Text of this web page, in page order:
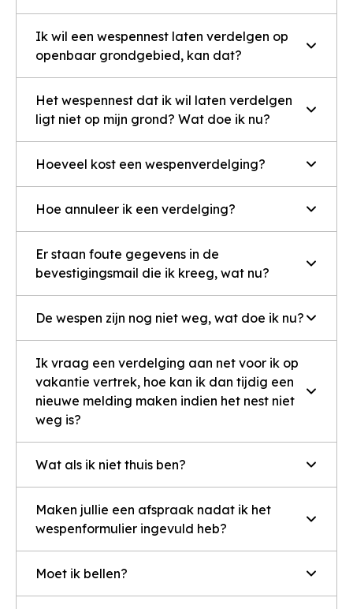
Ik wil een wespennest laten verdelgen op
openbaar grondgebied, kan dat?
Het wespennest dat ik wil laten verdelgen
ligt niet op mijn grond? Wat doe ik nu?
Hoeveel kost een wespenverdelging?
Hoe annuleer ik een verdelging?
Er staan foute gegevens in de
bevestigingsmail die ik kreeg, wat nu?
De wespen zijn nog niet weg, wat doe ik nu?
Ik vraag een verdelging aan net voor ik op
vakantie vertrek, hoe kan ik dan tijdig een
nieuwe melding maken indien het nest niet
weg is?
Wat als ik niet thuis ben?
Maken jullie een afspraak nadat ik het
wespenformulier ingevuld heb?
Moet ik bellen?